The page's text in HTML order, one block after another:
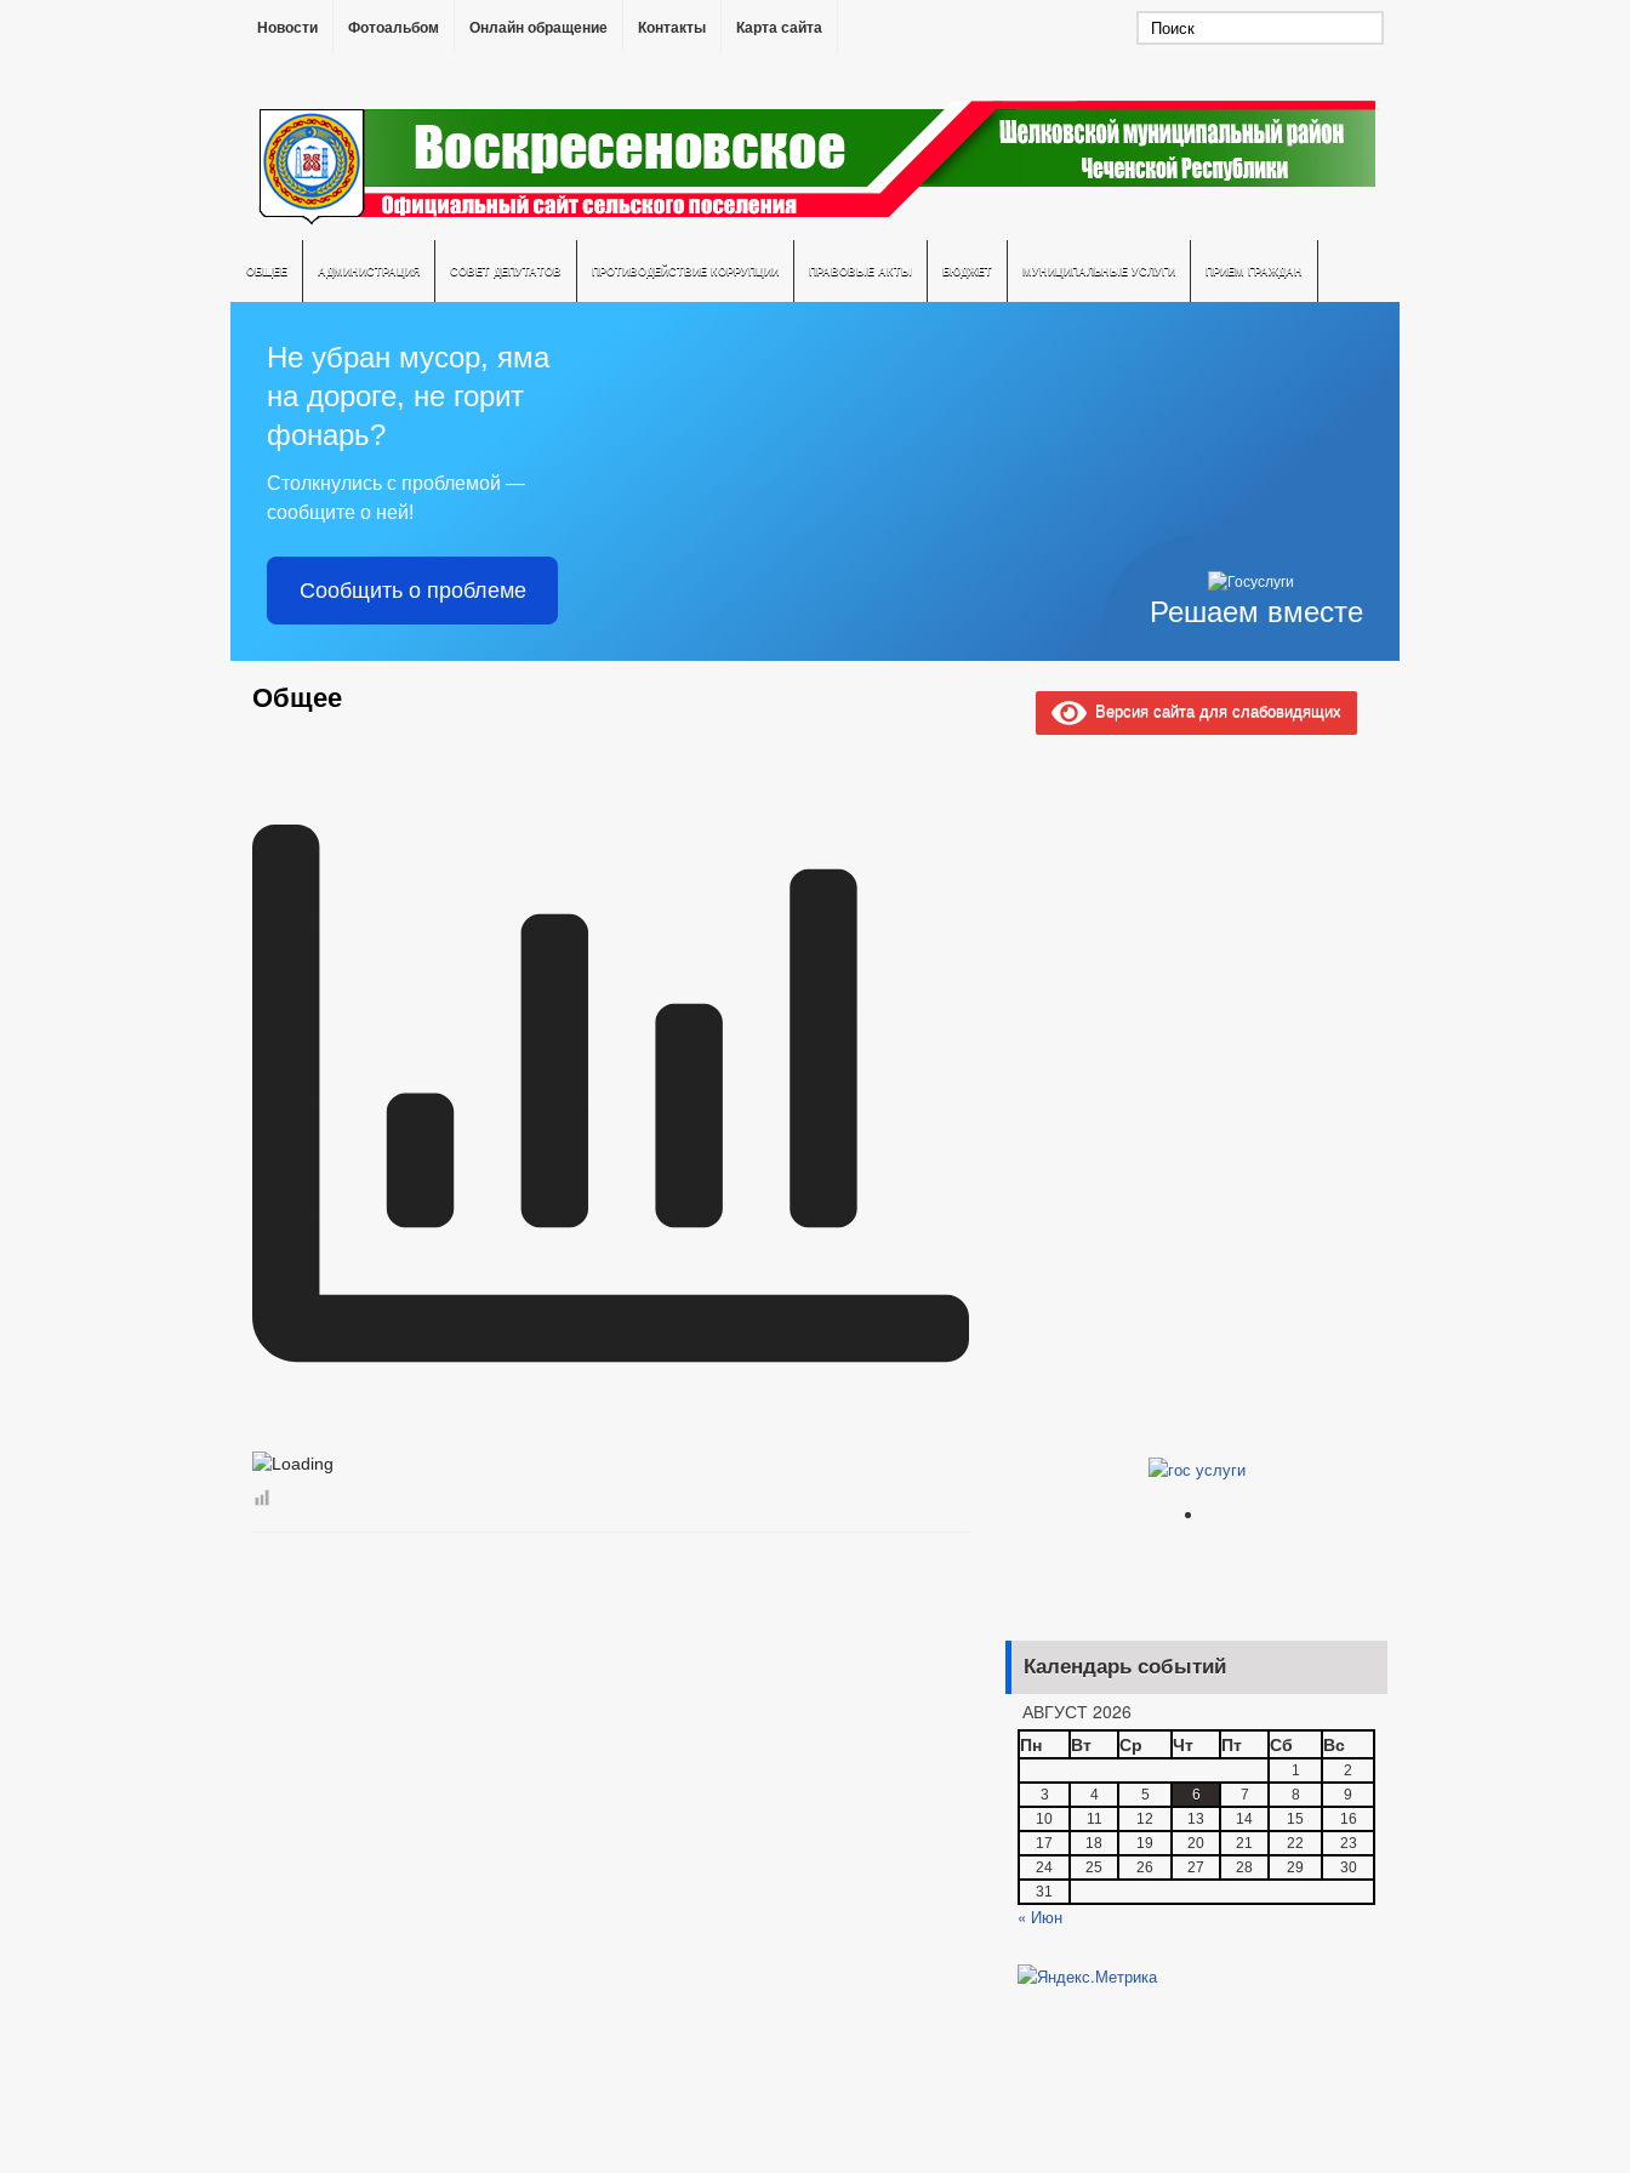
Новости Фотоальбом Онлайн обращение Контакты Карта сайта
ОБЩЕЕ АДМИНИСТРАЦИЯ СОВЕТ ДЕПУТАТОВ ПРОТИВОДЕЙСТВИЕ КОРРУПЦИИ ПРАВОВЫЕ АКТЫ БЮДЖЕТ МУНИЦИПАЛЬНЫЕ УСЛУГИ ПРИЕМ ГРАЖДАН
Решаем вместе
Не убран мусор, яма
на дороге, не горит
фонарь?
Столкнулись с проблемой —
сообщите о ней!
Сообщить о проблеме
Общее Версия сайта для слабовидящих
Календарь событий
АВГУСТ 2026
Пн
Вт Ср Чт Пт Сб Вс
1
2
3
4 5 6 7 8
9
10
11 12 13 14 15
16
17
18 19 20 21 22
23
24
25 26 27 28 29
30
31
« Июн